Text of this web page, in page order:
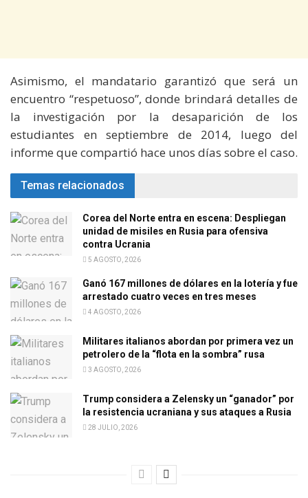
Asimismo, el mandatario garantizó que será un
encuentro “respetuoso”, donde brindará detalles de
la investigación por la desaparición de los
estudiantes en septiembre de 2014, luego del
informe que compartió hace unos días sobre el caso.
Temas relacionados
Corea del Norte entra en escena: Despliegan
unidad de misiles en Rusia para ofensiva
contra Ucrania
5 AGOSTO, 2026
Ganó 167 millones de dólares en la lotería y fue
arrestado cuatro veces en tres meses
4 AGOSTO, 2026
Militares italianos abordan por primera vez un
petrolero de la “flota en la sombra” rusa
3 AGOSTO, 2026
Trump considera a Zelensky un “ganador” por
la resistencia ucraniana y sus ataques a Rusia
28 JULIO, 2026